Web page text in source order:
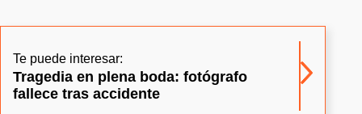
Te puede interesar:
Tragedia en plena boda: fotógrafo
fallece tras accidente